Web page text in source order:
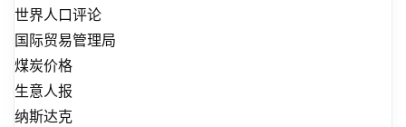
世界人口评论
国际贸易管理局
煤炭价格
生意人报
纳斯达克